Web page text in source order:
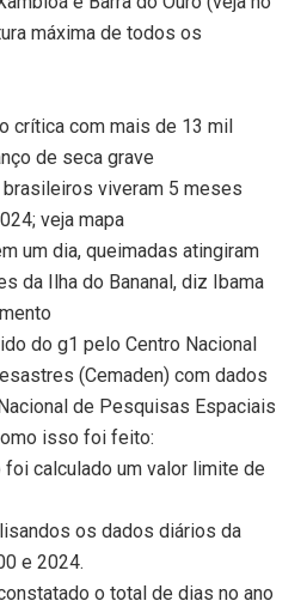
máxima de todos os
crítica com mais de 13 mil
de seca grave
viveram 5 meses
veja mapa
um dia, queimadas atingiram
da Ilha do Bananal, diz Ibama
do g1 pelo Centro Nacional
(Cemaden) com dados
de Pesquisas Espaciais
isso foi feito:
foi calculado um valor limite de
os dados diários da
e 2024.
o total de dias no ano